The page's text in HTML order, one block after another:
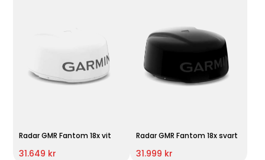
Radar GMR Fantom 18x vit
31.649 kr
Radar GMR Fantom 18x svart
31.999 kr